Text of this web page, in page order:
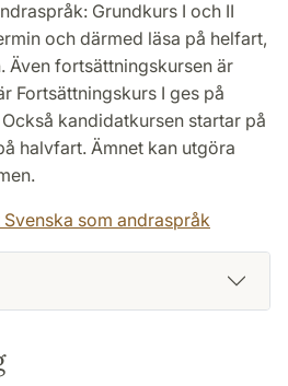
Grundkurs I och II
och därmed läsa på helfart,
Även fortsättningskursen är
Fortsättningskurs I ges på
kandidatkursen startar på
halvfart. Ämnet kan utgöra
som andraspråk